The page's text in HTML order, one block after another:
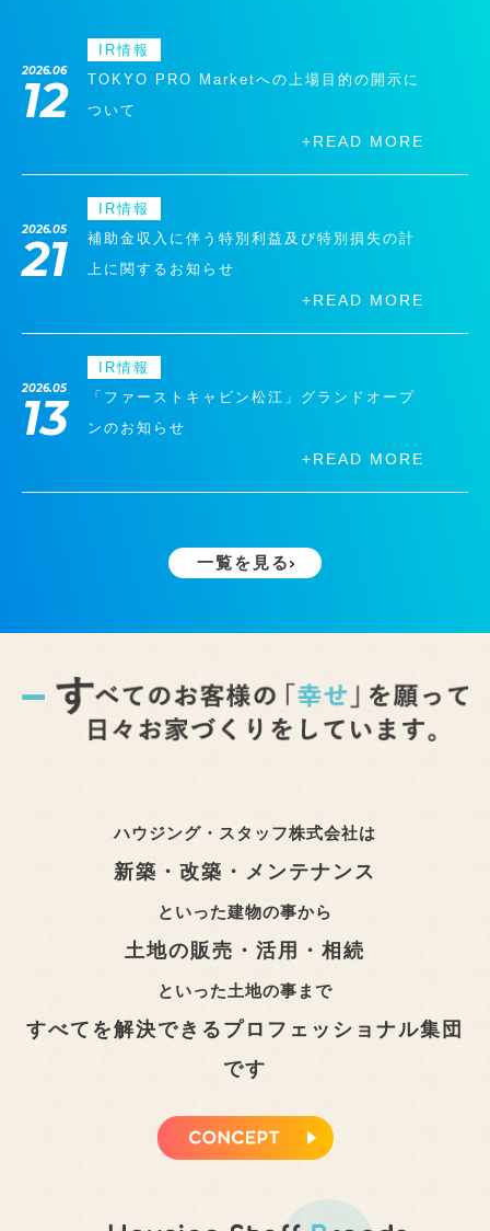
2026.06
12
IR情報
TOKYO PRO Marketへの上場目的の開示に
ついて
+READ MORE
2026.05
21
IR情報
補助金収入に伴う特別利益及び特別損失の計
上に関するお知らせ
+READ MORE
2026.05
13
IR情報
「ファーストキャビン松江」グランドオープ
ンのお知らせ
+READ MORE
一覧を見る
ハウジング・スタッフ株式会社は
新築・改築・メンテナンス
といった建物の事から
土地の販売・活用・相続
といった土地の事まで
すべてを解決できるプロフェッショナル集団
です